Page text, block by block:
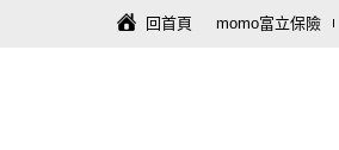
回首頁 momo富立保險